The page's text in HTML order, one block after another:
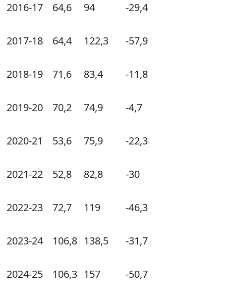
2016-17 64,6 94 -29,4
2017-18 64,4 122,3 -57,9
2018-19 71,6 83,4 -11,8
2019-20 70,2 74,9 -4,7
2020-21 53,6 75,9 -22,3
2021-22 52,8 82,8 -30
2022-23 72,7 119 -46,3
2023-24 106,8 138,5 -31,7
2024-25 106,3 157 -50,7